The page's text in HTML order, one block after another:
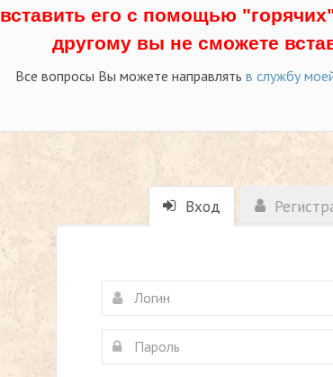
вставить его с помощью
другому вы не сможете
Все вопросы Вы можете направлять в службу
Вход